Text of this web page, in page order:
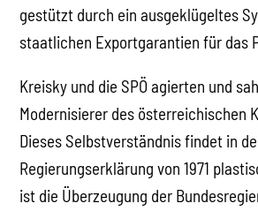
gestützt durch ein ausgeklügeltes
staatlichen Exportgarantien für das
Kreisky und die SPÖ agierten und
Modernisierer des österreichischen
Dieses Selbstverständnis findet in
Regierungserklärung von 1971
ist die Überzeugung der